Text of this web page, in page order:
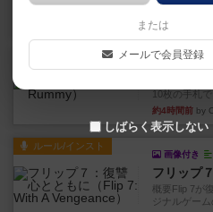
このゲーム
約2時間前
トランプで
10枚の手札
約4時間前 by
ルール/インスト
画像付き
フリップ
概要Flip 7
ジナルゲーム
または
メールで会員登録
しばらく表示しない